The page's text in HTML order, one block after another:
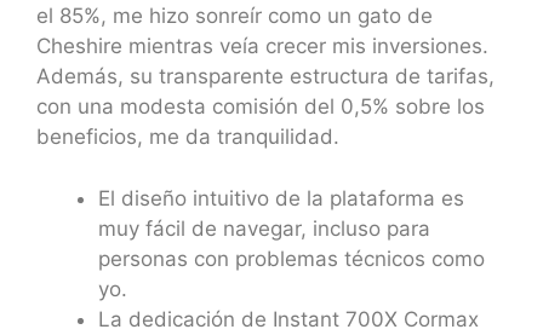
el 85%, me hizo sonreír como un gato de
Cheshire mientras veía crecer mis inversiones.
Además, su transparente estructura de tarifas,
con una modesta comisión del 0,5% sobre los
beneficios, me da tranquilidad.
El diseño intuitivo de la plataforma es
muy fácil de navegar, incluso para
personas con problemas técnicos como
yo.
La dedicación de Instant 700X Cormax